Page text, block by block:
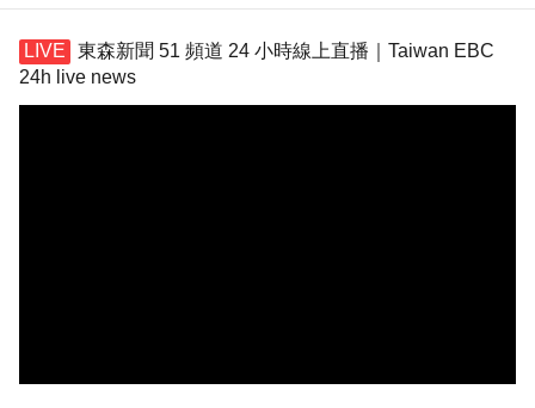
東森新聞 51 頻道 24 小時線上直播｜Taiwan EBC
24h live news